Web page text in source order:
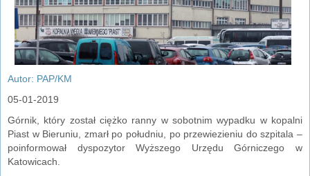
Autor: PAP/KM
05-01-2019
Górnik, który został ciężko ranny w sobotnim wypadku w kopalni
Piast w Bieruniu, zmarł po południu, po przewiezieniu do szpitala –
poinformował dyspozytor Wyższego Urzędu Górniczego w
Katowicach.